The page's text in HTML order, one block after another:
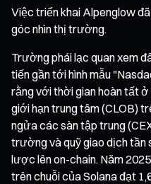
Việc triển khai Alpenglow
góc nhìn thị trường.
Trường phái lạc quan xem
tiến gần tới hình mẫu
rằng với thời gian hoàn tất ở
giới hạn trung tâm (CLOB)
ngửa các sàn tập trung
trường và quỹ giao dịch tần
lược lên on-chain. Năm
trên chuỗi của Solana đạt